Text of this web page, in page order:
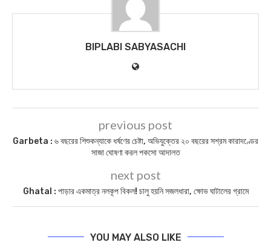
BIPLABI SABYASACHI
previous post
Garbeta : ৬ বছরের শিশুকন্যাকে ধর্ষণের চেষ্টা, অভিযুক্তের ২০ বছরের সশ্রম কারাদণ্ডের
সাজা ঘোষণা করল পকসো আদালত
next post
Ghatal : পাড়ার একমাত্র নলকূপ বিকল! চালু হয়নি সজলধারা, ক্ষোভ ঘাটালের গ্র‍ামে
YOU MAY ALSO LIKE